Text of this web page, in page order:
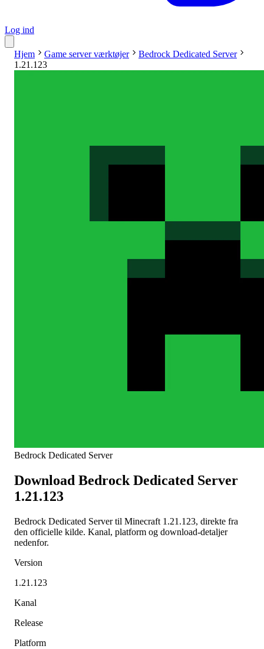
Log ind
Hjem Game server værktøjer
Bedrock Dedicated Server
1.21.123
Bedrock Dedicated Server
Download Bedrock Dedicated Server
1.21.123
Bedrock Dedicated Server til Minecraft 1.21.123, direkte fra
den officielle kilde. Kanal, platform og download-detaljer
nedenfor.
Version
1.21.123
Kanal
Release
Platform